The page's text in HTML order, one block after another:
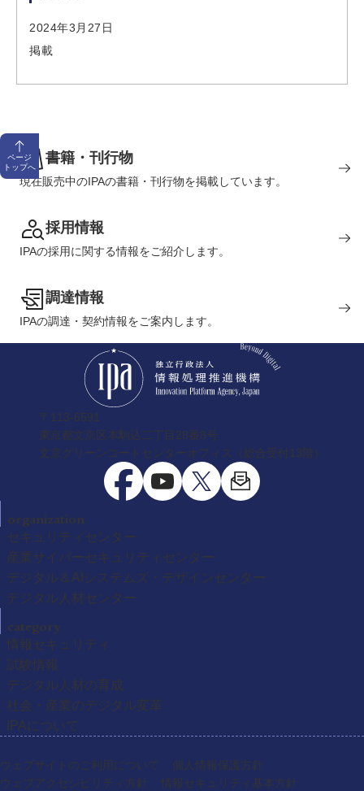
2024年3月27日
掲載
ページ
トップへ
書籍・刊行物
現在販売中のIPAの書籍・刊行物を掲載しています。
採用情報
IPAの採用に関する情報をご紹介します。
調達情報
IPAの調達・契約情報をご案内します。
〒113-6591
東京都文京区本駒込二丁目28番8号
文京グリーンコートセンターオフィス（総合受付13階）
organization
セキュリティセンター
産業サイバーセキュリティセンター
デジタル＆AIシステムズ・デザインセンター
デジタル人材センター
category
情報セキュリティ
試験情報
デジタル人材の育成
社会・産業のデジタル変革
IPAについて
ウェブサイトのご利用について
個人情報保護方針
ウェブアクセシビリティ方針
情報セキュリティ基本方針